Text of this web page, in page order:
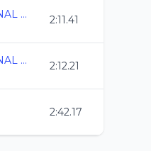
3ERA COPA NACIONAL VALVIDUB CDMX 2025 2:11.41
3ERA COPA NACIONAL VALVIDUB CDMX 2025 2:12.21
2:42.17